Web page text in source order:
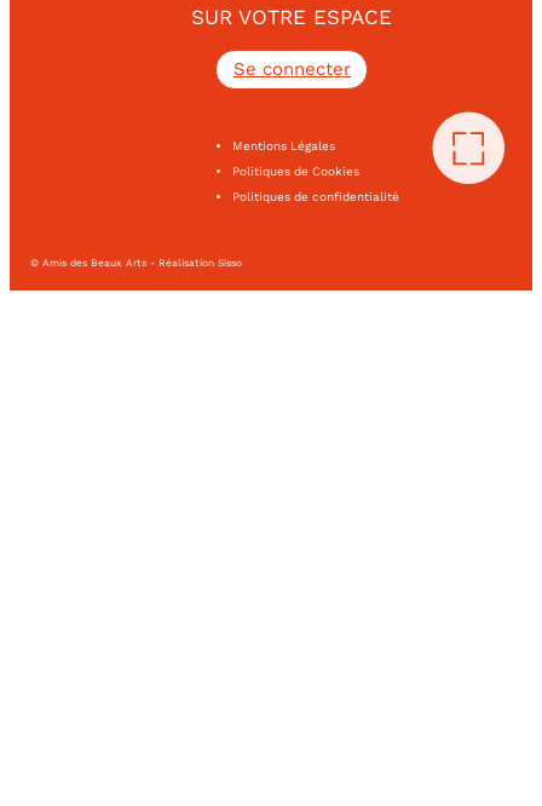
SUR VOTRE ESPACE
Se connecter
Mentions Légales
Politiques de Cookies
Politiques de confidentialité
© Amis des Beaux Arts - Réalisation Sisso